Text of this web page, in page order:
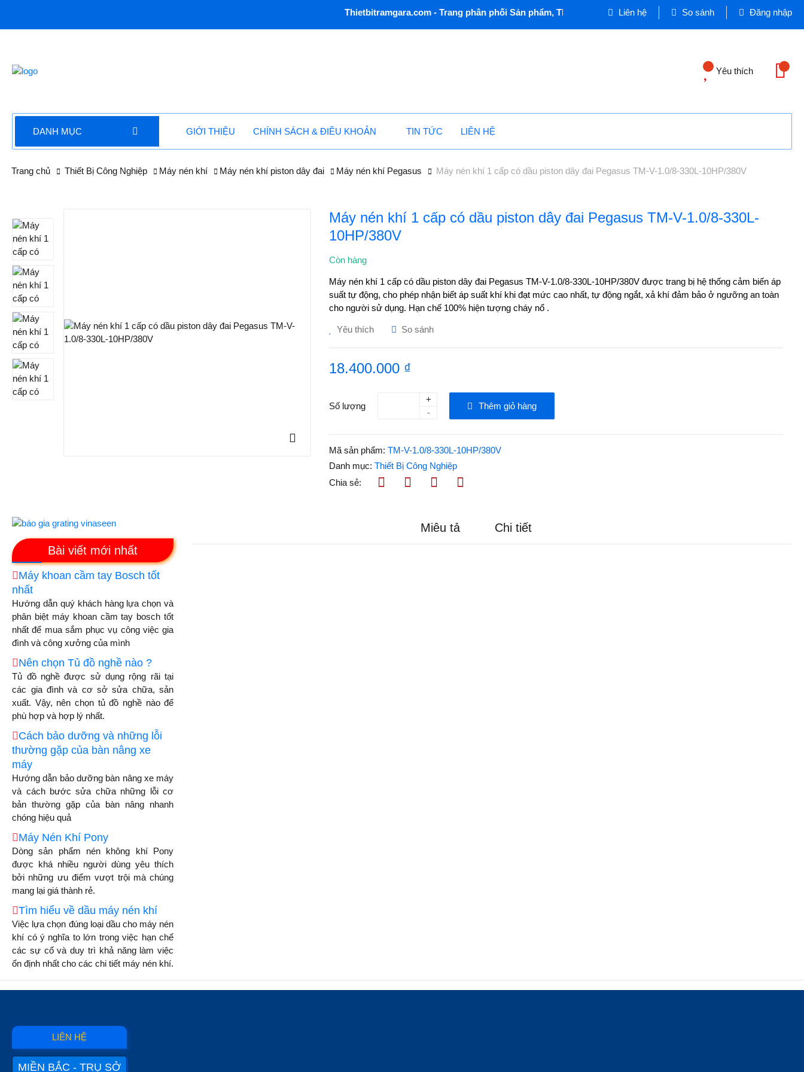
Thietbitramgara.com - Trang phân phối Sản phẩm, Thiết bị Dân dụng và Công nghiệp - Cơ quan chủ quản:
Liên hệ So sánh Đăng nhập
Yêu thích
DANH MỤC GIỚI THIỆU CHÍNH SÁCH & ĐIỀU KHOẢN TIN TỨC LIÊN HỆ
Trang chủ Thiết Bị Công Nghiệp Máy nén khí Máy nén khí piston dây đai Máy nén khí Pegasus Máy nén khí 1 cấp có dầu piston dây đai Pegasus TM-V-1.0/8-330L-10HP/380V
Máy nén khí 1 cấp có dầu piston dây đai Pegasus TM-V-1.0/8-330L-
10HP/380V
Còn hàng
Máy nén khí 1 cấp có dầu piston dây đai Pegasus TM-V-1.0/8-330L-10HP/380V được trang bị hệ thống cảm biến áp
suất tự động, cho phép nhận biết áp suất khí khi đạt mức cao nhất, tự động ngắt, xả khí đảm bảo ở ngưỡng an toàn
cho người sử dụng. Hạn chế 100% hiện tượng cháy nổ .
Yêu thích So sánh
18.400.000 ₫
Số lượng
+
-
Thêm giỏ hàng
Mã sản phẩm: TM-V-1.0/8-330L-10HP/380V
Danh mục: Thiết Bị Công Nghiệp
Chia sẻ:
Bài viết mới nhất
Máy khoan cầm tay Bosch tốt
nhất
Hướng dẫn quý khách hàng lựa chọn và
phân biệt máy khoan cầm tay bosch tốt
nhất để mua sắm phục vụ công việc gia
đình và công xưởng của mình
Nên chọn Tủ đồ nghề nào ?
Tủ đồ nghề được sử dụng rộng rãi tại
các gia đình và cơ sở sửa chữa, sản
xuất. Vậy, nên chọn tủ đồ nghề nào để
phù hợp và hợp lý nhất.
Cách bảo dưỡng và những lỗi
thường gặp của bàn nâng xe
máy
Hướng dẫn bảo dưỡng bàn nâng xe máy
và cách bước sửa chữa những lỗi cơ
bản thường gặp của bàn nâng nhanh
chóng hiệu quả
Máy Nén Khí Pony
Dòng sản phẩm nén không khí Pony
được khá nhiều người dùng yêu thích
bởi những ưu điểm vượt trội mà chúng
mang lại giá thành rẻ.
Tìm hiểu về dầu máy nén khí
Việc lựa chọn đúng loại dầu cho máy nén
khí có ý nghĩa to lớn trong việc hạn chế
các sự cố và duy trì khả năng làm việc
ổn định nhất cho các chi tiết máy nén khí.
Miêu tả Chi tiết
LIÊN HỆ
MIỀN BẮC - TRỤ SỞ